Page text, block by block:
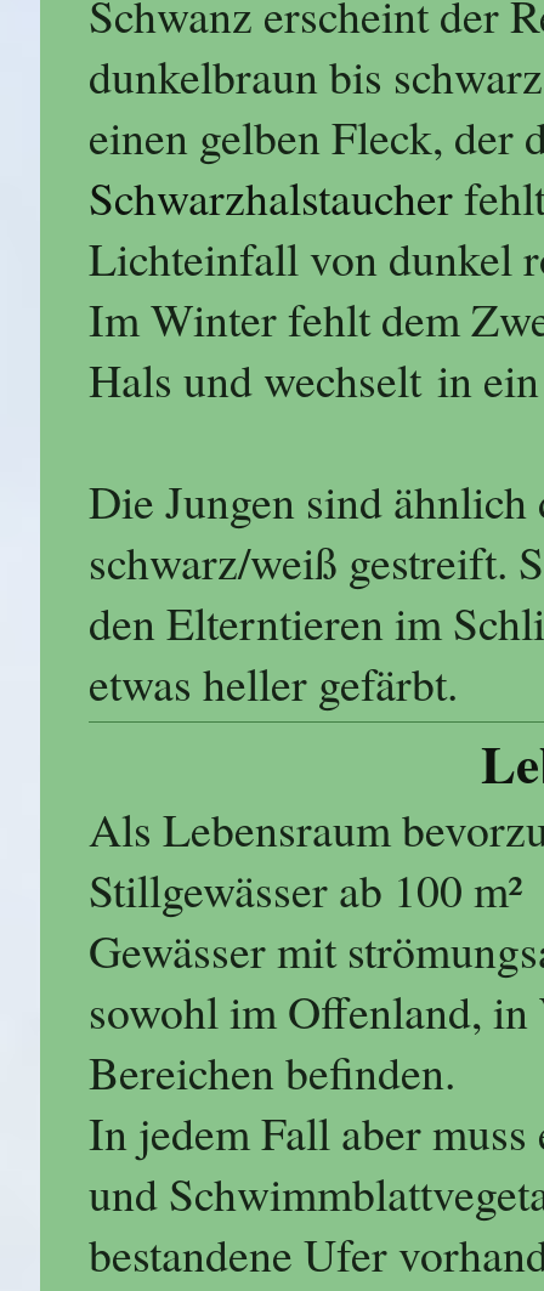
Schwanz erscheint der
dunkelbraun bis
einen gelben Fleck, der
Schwarzhalstaucher
Lichteinfall von dunkel
Im Winter fehlt dem
Hals und wechselt in
Die Jungen sind
schwarz/weiß gestreift.
den Elterntieren im
etwas heller gefärbt.
Als Lebensraum
Stillgewässer ab 100
Gewässer mit
sowohl im Offenland, in
Bereichen befinden.
In jedem Fall aber
und
bestandene Ufer